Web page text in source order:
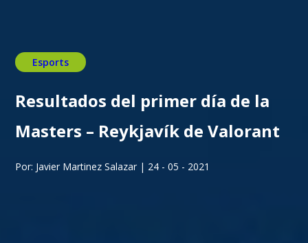
Esports
Resultados del primer día de la
Masters – Reykjavík de Valorant
Por: Javier Martinez Salazar | 24 - 05 - 2021